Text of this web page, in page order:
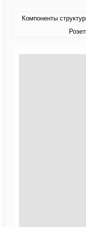
Компоненты